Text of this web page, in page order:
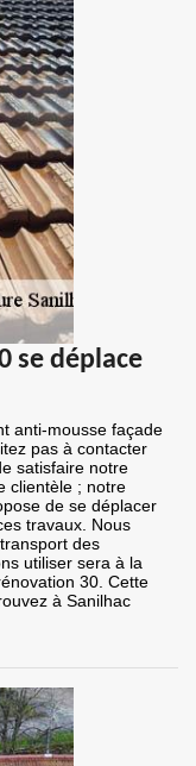
se déplace
anti-mousse façade
pas à contacter
satisfaire notre
clientèle ; notre
de se déplacer
travaux. Nous
des
utiliser sera à la
30. Cette
à Sanilhac